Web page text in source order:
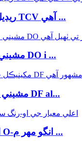
ريڊيل آئل سيلز TCV آهي ...
مشيني منهن مهر DO i ...
مشيني منهن سيل DF al...
اعلي معيار O-انگو مهر م ...